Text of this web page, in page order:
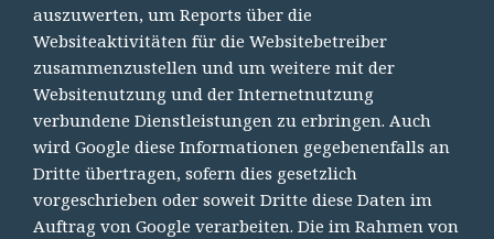
auszuwerten, um Reports über die
Websiteaktivitäten für die Websitebetreiber
zusammenzustellen und um weitere mit der
Websitenutzung und der Internetnutzung
verbundene Dienstleistungen zu erbringen. Auch
wird Google diese Informationen gegebenenfalls an
Dritte übertragen, sofern dies gesetzlich
vorgeschrieben oder soweit Dritte diese Daten im
Auftrag von Google verarbeiten. Die im Rahmen von